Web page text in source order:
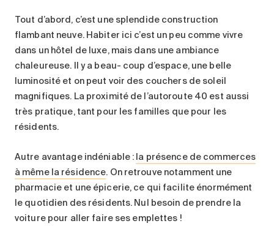
Tout d’abord, c’est une splendide construction
flambant neuve. Habiter ici c’est un peu comme vivre
dans un hôtel de luxe, mais dans une ambiance
chaleureuse. Il y a beau- coup d’espace, une belle
luminosité et on peut voir des couchers de soleil
magnifiques. La proximité de l’autoroute 40 est aussi
très pratique, tant pour les familles que pour les
résidents.
Autre avantage indéniable : la présence de commerces
à même la résidence. On retrouve notamment une
pharmacie et une épicerie, ce qui facilite énormément
le quotidien des résidents. Nul besoin de prendre la
voiture pour aller faire ses emplettes !